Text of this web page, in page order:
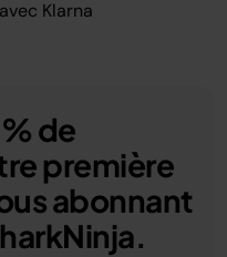
Klarna
de
première
abonnant